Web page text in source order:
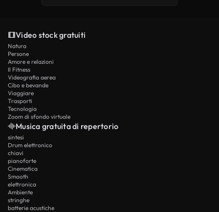
Video stock gratuiti
Natura
Persone
Amore e relazioni
Il Fitness
Videografia aerea
Cibo e bevande
Viaggiare
Trasporti
Tecnologia
Zoom di sfondo virtuale
Musica gratuita di repertorio
sintesi
Drum elettronico
chiavi
pianoforte
Cinematica
Smooth
elettronica
Ambiente
stringhe
batterie acustiche